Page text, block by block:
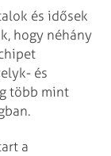
és idősek
hogy néhány
és
több mint
a